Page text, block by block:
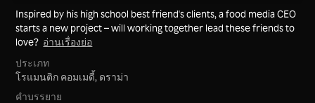
Inspired by his high school best friend's clients, a food media CEO
starts a new project – will working together lead these friends to
love? อ่านเรื่องย่อ
ประเภท
โรแมนติก คอมเมดี้, ดราม่า
คำบรรยาย